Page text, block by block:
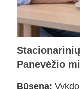
Panevėžio
Būsena: